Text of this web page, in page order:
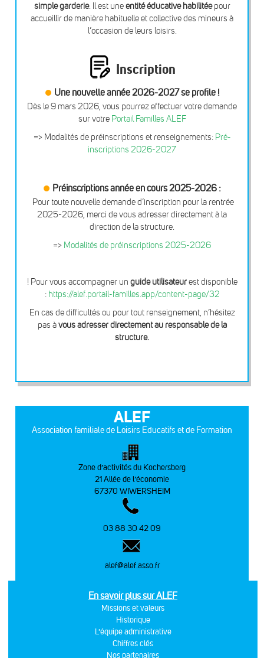
simple garderie. Il est uneentité éducative habilitéepour
accueillir de manière habituelle et collective des mineurs à
l’occasion de leurs loisirs.
Inscription
Une nouvelle année 2026-2027 se profile !
Dès le 9 mars 2026, vous pourrez effectuer votre demande
sur votre Portail Familles ALEF
=> Modalités de préinscriptions et renseignements: Pré-
inscriptions 2026-2027
Préinscriptions année en cours 2025-2026 :
Pour toute nouvelle demande d’inscription pour la rentrée
2025-2026, merci de vous adresser directement à la
direction de la structure.
=> Modalités de préinscriptions 2025-2026
! Pour vous accompagner un guide utilisateurest disponible
: https://alef.portail-familles.app/content-page/32
En cas de difficultés ou pour tout renseignement, n’hésitez
pas àvous adresser directement au responsable de la
structure.
ALEF
Association familiale de Loisirs Educatifs et de Formation
Zone d’activités du Kochersberg
21 Allée de l’économie
67370 WIWERSHEIM
03 88 30 42 09
alef@alef.asso.fr
En savoir plus sur ALEF
Missions et valeurs
Historique
L'équipe administrative
Chiffres clés
Nos partenaires